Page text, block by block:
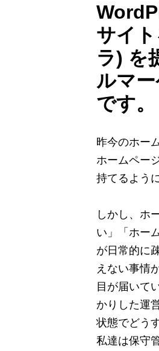
サイ
ラ) を
ルマ
です。
昨今のホー
ホームペー
持てるよう
しかし、ホ
い」「ホー
が日常的に
えない事情
目が届いて
かりした運
状態でどう
私達は保守